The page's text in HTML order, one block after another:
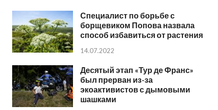
Специалист по борьбе с
борщевиком Попова назвала
способ избавиться от растения
14.07.2022
Десятый этап «Тур де Франс»
был прерван из-за
экоактивистов с дымовыми
шашками